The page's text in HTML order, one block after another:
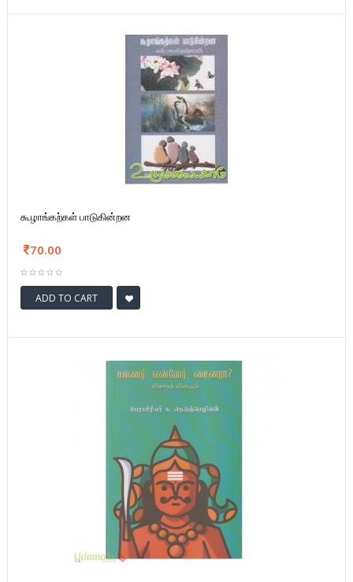
கூழாங்கற்கள் பாடுகின்றன
70.00
ADD TO CART